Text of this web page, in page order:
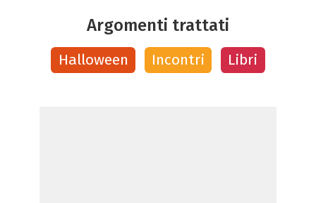
Argomenti trattati
Halloween Incontri Libri